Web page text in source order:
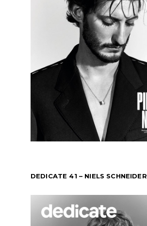
DEDICATE 41 – NIELS SCHNEIDER